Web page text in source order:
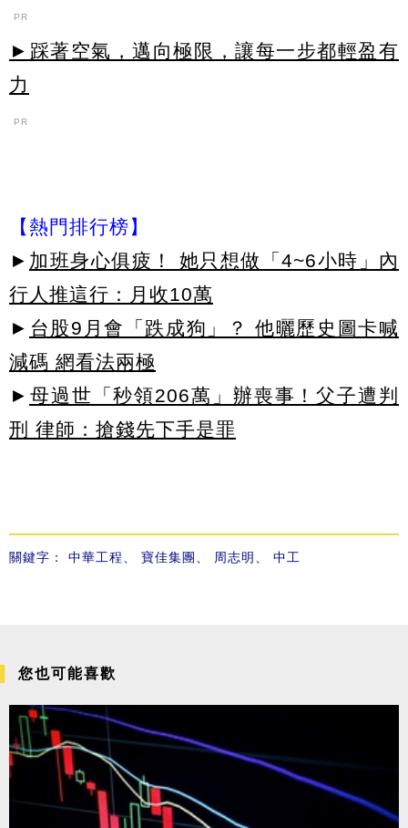
PR
►踩著空氣，邁向極限，讓每一步都輕盈有
力
PR
【熱門排行榜】
► 加班身心俱疲！ 她只想做「4~6小時」內
行人推這行：月收10萬
► 台股9月會「跌成狗」？ 他曬歷史圖卡喊
減碼 網看法兩極
► 母過世「秒領206萬」辦喪事！父子遭判
刑 律師：搶錢先下手是罪
關鍵字： 中華工程 寶佳集團 周志明 中工
您也可能喜歡